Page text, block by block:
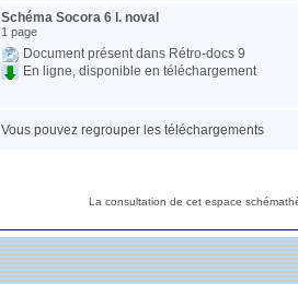
Schéma Socora 6 l. noval
1 page
Document présent dans Rétro-docs 9
En ligne, disponible en téléchargement
Vous pouvez regrouper les téléchargements
La consultation de cet espace